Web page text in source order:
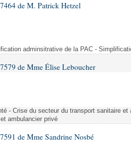
de M. Patrick Hetzel
adminsitrative de la PAC -
de Mme Élise Leboucher
- Crise du secteur du transport sanitaire
ambulancier privé
de Mme Sandrine Nosbé